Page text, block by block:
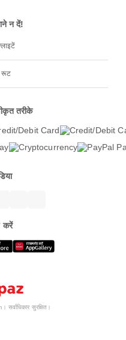
न दें!
रूट
तरीके
करें
सुरक्षित।